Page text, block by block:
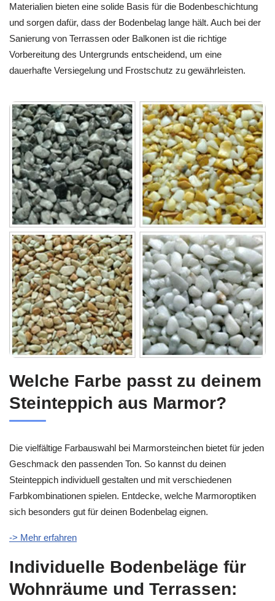
Materialien bieten eine solide Basis für die Bodenbeschichtung
und sorgen dafür, dass der Bodenbelag lange hält. Auch bei der
Sanierung von Terrassen oder Balkonen ist die richtige
Vorbereitung des Untergrunds entscheidend, um eine
dauerhafte Versiegelung und Frostschutz zu gewährleisten.
Welche Farbe passt zu deinem
Steinteppich aus Marmor?
Die vielfältige Farbauswahl bei Marmorsteinchen bietet für jeden
Geschmack den passenden Ton. So kannst du deinen
Steinteppich individuell gestalten und mit verschiedenen
Farbkombinationen spielen. Entdecke, welche Marmoroptiken
sich besonders gut für deinen Bodenbelag eignen.
-> Mehr erfahren
Individuelle Bodenbeläge für
Wohnräume und Terrassen: